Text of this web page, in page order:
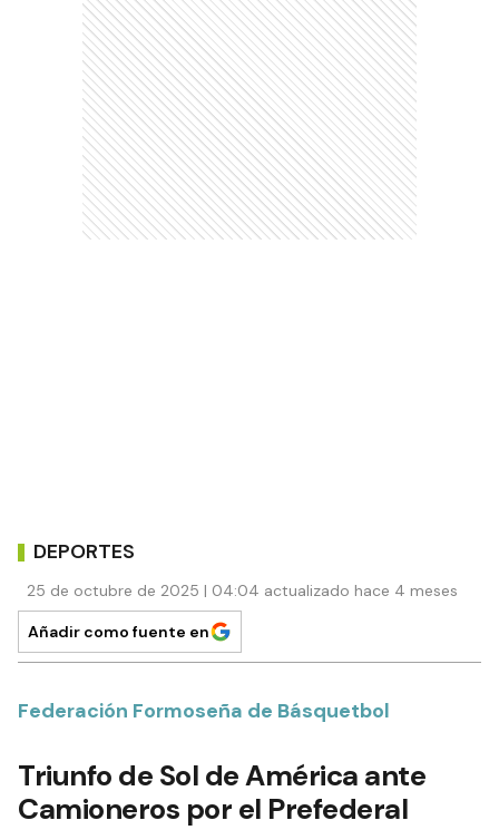
DEPORTES
25 de octubre de 2025 | 04:04 actualizado hace 4 meses
Añadir como fuente en
Federación Formoseña de Básquetbol
Triunfo de Sol de América ante
Camioneros por el Prefederal